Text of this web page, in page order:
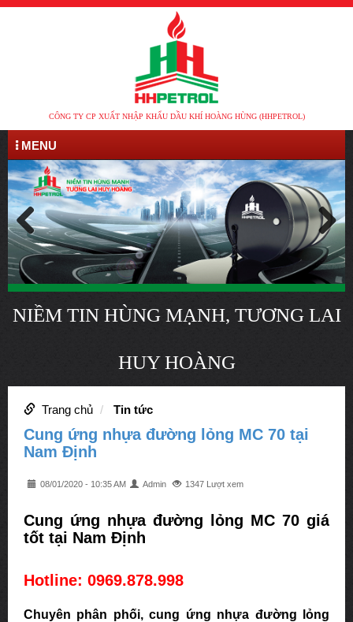
CÔNG TY CP XUẤT NHẬP KHẨU DẦU KHÍ HOÀNG HÙNG (HHPETROL)
MENU
NIỀM TIN HÙNG MẠNH, TƯƠNG LAI
HUY HOÀNG
Trang chủ Tin tức
Cung ứng nhựa đường lỏng MC 70 tại
Nam Định
08/01/2020 - 10:35 AM Admin 1347 Lượt xem
Cung ứng nhựa đường lỏng MC 70 giá
tốt tại Nam Định
Hotline: 0969.878.998
Chuyên phân phối, cung ứng nhựa đường lỏng